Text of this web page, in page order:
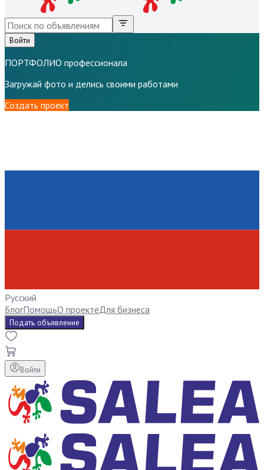
Войти
ПОРТФОЛИО профессионала
Загружай фото и делись своими работами
Создать проект
Русский
БлогПомощьО проектеДля бизнеса
Подать объявление
Войти